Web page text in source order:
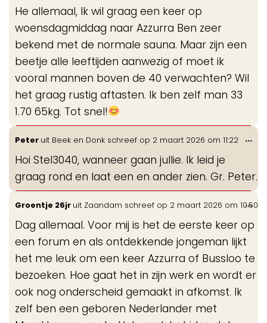
He allemaal, Ik wil graag een keer op
woensdagmiddag naar Azzurra Ben zeer
bekend met de normale sauna. Maar zijn een
beetje alle leeftijden aanwezig of moet ik
vooral mannen boven de 40 verwachten? Wil
het graag rustig aftasten. Ik ben zelf man 33
1.70 65kg. Tot snel!
Peter uit Beek en Donk schreef op 2 maart 2026 om 11:22
Hoi Stel3040, wanneer gaan jullie. Ik leid je
graag rond en laat een en ander zien. Gr. Peter.
...
Groentje 26jr uit Zaandam schreef op 2 maart 2026 om 10:50
Dag allemaal. Voor mij is het de eerste keer op
een forum en als ontdekkende jongeman lijkt
het me leuk om een keer Azzurra of Bussloo te
bezoeken. Hoe gaat het in zijn werk en wordt er
ook nog onderscheid gemaakt in afkomst. Ik
zelf ben een geboren Nederlander met
...